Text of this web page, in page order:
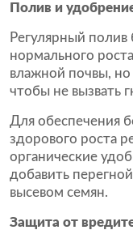
Полив и
Регулярный
нормального
влажной почвы, но
чтобы не вызвать
Для обеспечения
здорового роста
органические
добавить
высевом семян.
Защита от